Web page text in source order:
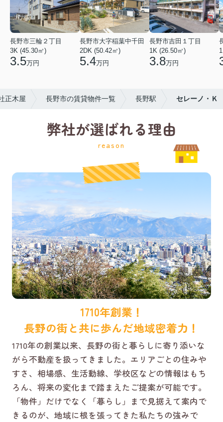
長野市三輪２丁目
3K (45.30㎡)
3.5万円
長野市大字稲葉中千田
2DK (50.42㎡)
5.4万円
長野市吉田１丁目
1K (26.50㎡)
3.8万円
正木屋 長野市の賃貸物件一覧 長野駅 セレーノ・Ｋ
弊社が選ばれる理由
reason
1710年創業！
長野の街と共に歩んだ地域密着力！
1710年の創業以来、長野の街と暮らしに寄り添いな
がら不動産を扱ってきました。エリアごとの住みや
すさ、相場感、生活動線、学校区などの情報はもち
ろん、将来の変化まで踏まえたご提案が可能です。
「物件」だけでなく「暮らし」まで見据えて案内で
きるのが、地域に根を張ってきた私たちの強みで